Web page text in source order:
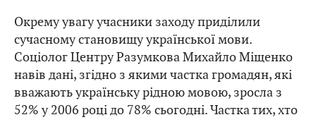
Окрему увагу учасники заходу приділили
сучасному становищу української мови.
Соціолог Центру Разумкова Михайло Міщенко
навів дані, згідно з якими частка громадян, які
вважають українську рідною мовою, зросла з
52% у 2006 році до 78% сьогодні. Частка тих, хто